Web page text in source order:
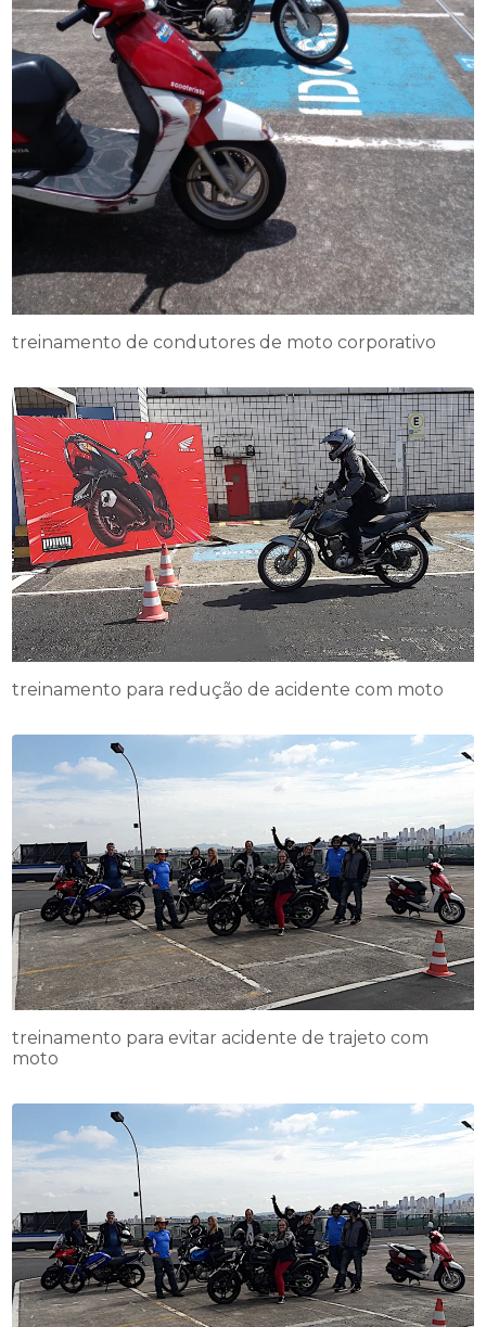
treinamento de condutores de moto corporativo
treinamento para redução de acidente com moto
treinamento para evitar acidente de trajeto com
moto